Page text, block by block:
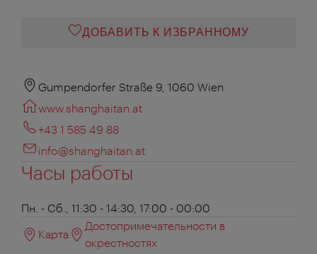
ДОБАВИТЬ К ИЗБРАННОМУ
Gumpendorfer Straße 9, 1060 Wien
www.shanghaitan.at
+43 1 585 49 88
info@shanghaitan.at
Часы работы
Пн. - Сб., 11:30 - 14:30, 17:00 - 00:00
Карта
Достопримечательности в
окрестностях